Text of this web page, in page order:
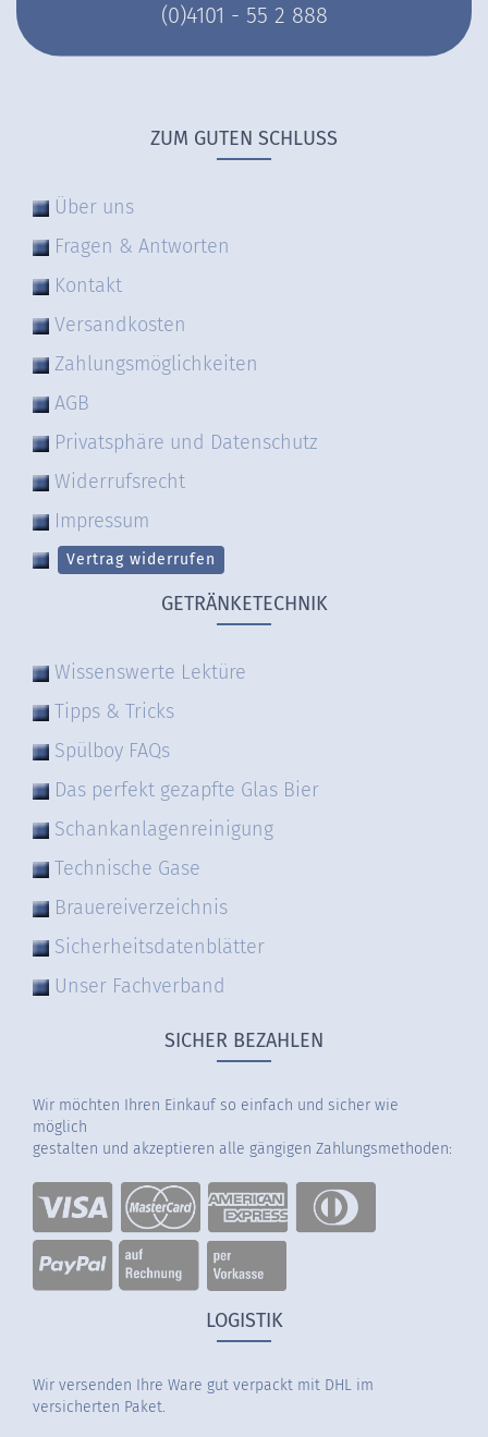
(0)4101 - 55 2 888
ZUM GUTEN SCHLUSS
Über uns
Fragen & Antworten
Kontakt
Versandkosten
Zahlungsmöglichkeiten
AGB
Privatsphäre und Datenschutz
Widerrufsrecht
Impressum
Vertrag widerrufen
GETRÄNKETECHNIK
Wissenswerte Lektüre
Tipps & Tricks
Spülboy FAQs
Das perfekt gezapfte Glas Bier
Schankanlagenreinigung
Technische Gase
Brauereiverzeichnis
Sicherheitsdatenblätter
Unser Fachverband
SICHER BEZAHLEN
Wir möchten Ihren Einkauf so einfach und sicher wie
möglich
gestalten und akzeptieren alle gängigen Zahlungsmethoden:
LOGISTIK
Wir versenden Ihre Ware gut verpackt mit DHL im
versicherten Paket.